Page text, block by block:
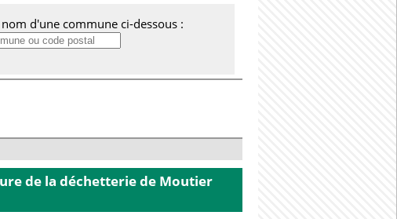
d'une commune ci-dessous :
de la déchetteriede Moutier